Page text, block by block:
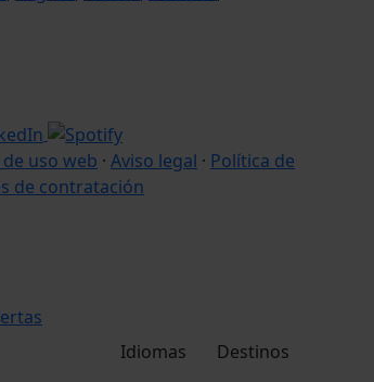
uso web · Aviso legal · Política de
de contratación
Idiomas
Destinos